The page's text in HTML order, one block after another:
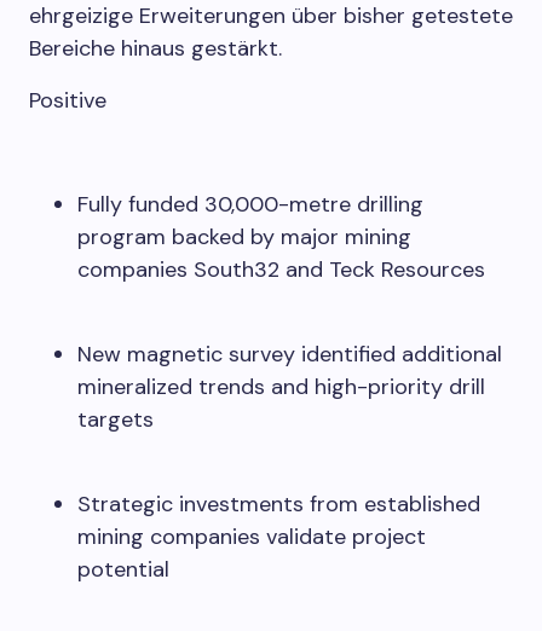
ehrgeizige Erweiterungen über bisher getestete
Bereiche hinaus gestärkt.
Positive
Fully funded 30,000-metre drilling
program backed by major mining
companies South32 and Teck Resources
New magnetic survey identified additional
mineralized trends and high-priority drill
targets
Strategic investments from established
mining companies validate project
potential